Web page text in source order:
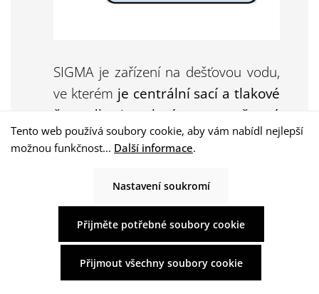
SIGMA je zařízení na dešťovou vodu,
ve kterém je centrální sací a tlakové
čerpadlo instalováno ve stěnové
jednotceuvnitř budovy. Čerpadlo
nasává dešťovou vodu z nádrže a
čerpá ji pod tlakem přímo do
systém vhodný například pro
instalace ve sklepních prostorách, kde
je požadovánasnadno přístupná a
přehledná instalacev domě.
Tento web používá soubory cookie, aby vám nabídl nejlepší
možnou funkčnost... Další informace.
Nastavení soukromí
Přijměte potřebné soubory cookie
Přijmout všechny soubory cookie